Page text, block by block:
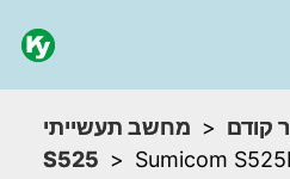
מחשב תעשייתי
קודם
S525
Sumicom